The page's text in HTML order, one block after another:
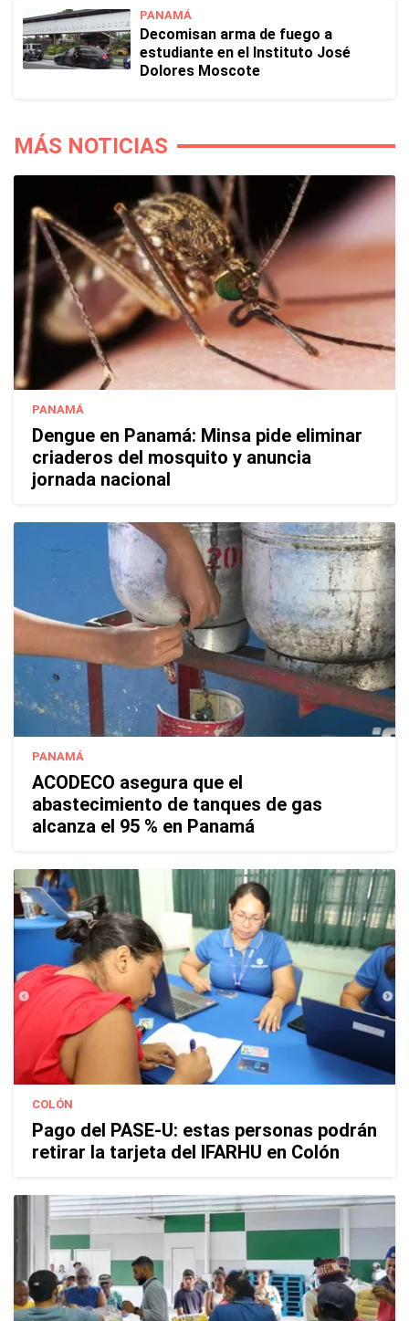
PANAMÁ
Decomisan arma de fuego a
estudiante en el Instituto José
Dolores Moscote
MÁS NOTICIAS
PANAMÁ
Dengue en Panamá: Minsa pide eliminar
criaderos del mosquito y anuncia
jornada nacional
PANAMÁ
ACODECO asegura que el
abastecimiento de tanques de gas
alcanza el 95 % en Panamá
COLÓN
Pago del PASE-U: estas personas podrán
retirar la tarjeta del IFARHU en Colón